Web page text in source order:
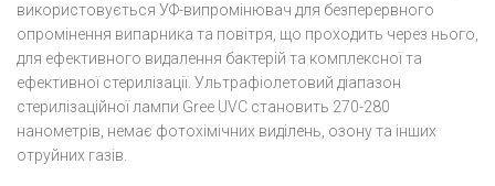
використовується УФ-випромінювач для безперервного
опромінення випарника та повітря, що проходить через нього,
для ефективного видалення бактерій та комплексної та
ефективної стерилізації. Ультрафіолетовий діапазон
стерилізаційної лампи Gree UVC становить 270-280
нанометрів, немає фотохімічних виділень, озону та інших
отруйних газів.